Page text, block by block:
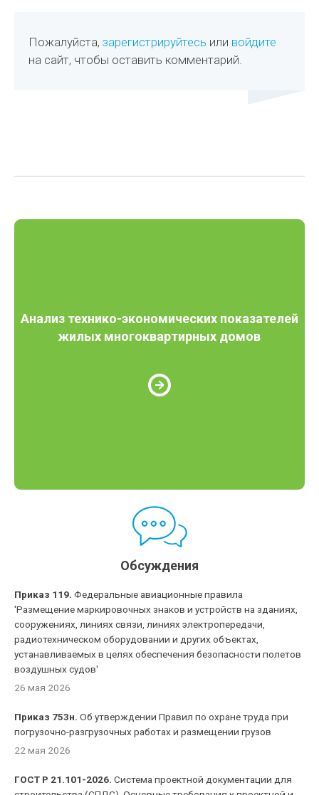
Пожалуйста,зарегистрируйтесь или войдите
на сайт, чтобы оставить комментарий.
Анализ технико-экономических показателей
жилых многоквартирных домов
Обсуждения
Приказ 119. Федеральные авиационные правила
'Размещение маркировочных знаков и устройств на зданиях,
сооружениях, линиях связи, линиях электропередачи,
радиотехническом оборудовании и других объектах,
устанавливаемых в целях обеспечения безопасности полетов
воздушных судов'
26 мая 2026
Приказ 753н. Об утверждении Правил по охране труда при
погрузочно-разгрузочных работах и размещении грузов
22 мая 2026
ГОСТ Р 21.101-2026. Система проектной документации для